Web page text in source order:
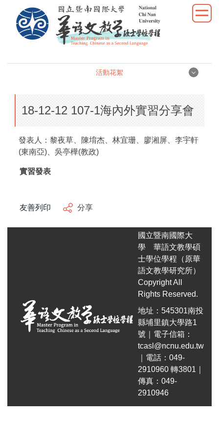
容
活動花絮
研討座談
實習發表
學生活動
18-12-12 107-1海內外實習分享會
發表人：黎夜草、陳堉杰、林宜珊、廖湘屏、李宇軒
(東南亞)、吳亭樺(教政)
實習發表
友善列印 分享
國立暨南國際大
學 華語文教學碩
士學位學程（原華
語文教學研究所）
Copyright All
Rights Reserved.
地址：545301南投
縣埔里鎮大學路1
號｜電子信箱：
tcasl@ncnu.edu.tw
｜電話：049-
2910960 轉3801｜
傳真：049-
2910946